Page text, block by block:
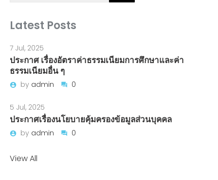
Latest Posts
7 Jul, 2025
ประกาศ เรื่องอัตราค่าธรรมเนียมการศึกษาและค่า
ธรรมเนียมอื่น ๆ
by admin 0
5 Jul, 2025
ประกาศเรื่องนโยบายคุ้มครองข้อมูลส่วนบุคคล
by admin 0
View All